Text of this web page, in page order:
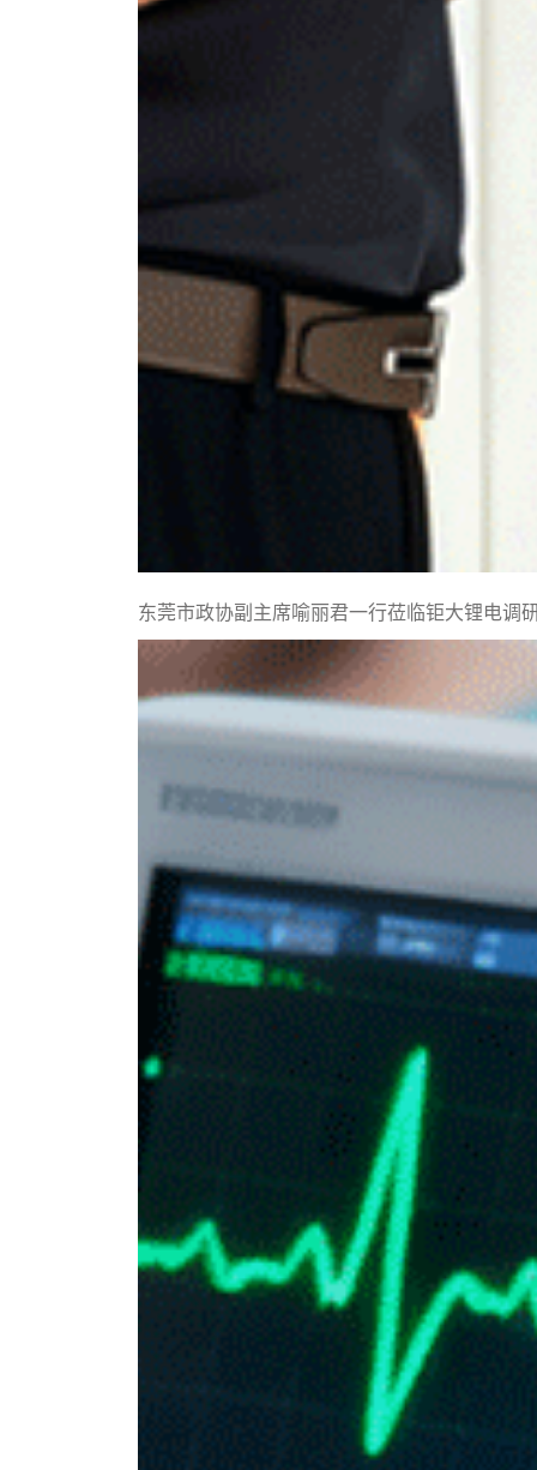
东莞市政协副主席喻丽君一行莅临钜大锂电调